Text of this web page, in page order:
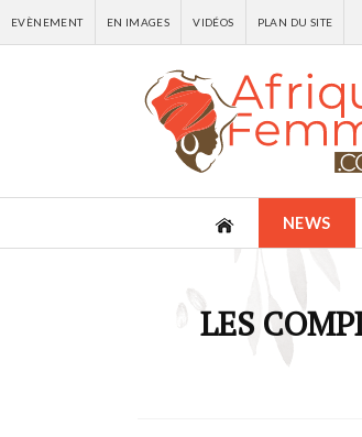
EVÈNEMENT EN IMAGES VIDÉOS PLAN DU SITE
NEWS
LES